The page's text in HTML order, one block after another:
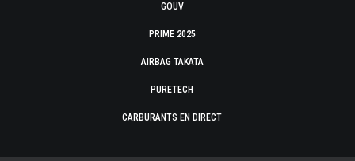
GOUV
PRIME 2025
AIRBAG TAKATA
PURETECH
CARBURANTS EN DIRECT